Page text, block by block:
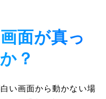
面が真っ
？
い画面から動かない場